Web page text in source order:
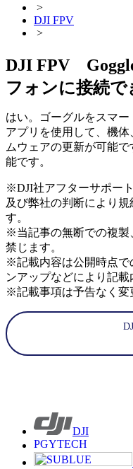
>
DJI FPV
>
DJI FPV
フォンに接続で
はい。ゴーグルをスマ
アプリを使用して、機
ムウェアの更新が可能
能です。
※DJI社アフターサポー
及び弊社の判断により
す。
※当記事の無断での複製
禁じます。
※記載内容は公開時点で
ンアップなどにより記載
※記載事項は予告なく変
DJI